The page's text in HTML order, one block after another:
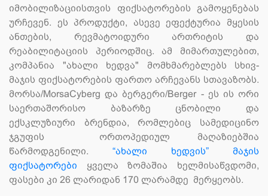
იმობილიზაციისთვის ფიქსატორების გამოყენებას
ურჩევენ. ეს პროდუქტი, ასევე ეფექტურია მყესის
ანთების, რევმატოიდური ართრიტის და
რეაბილიტაციის პერიოდშიც. ამ მიმართულებით,
კომპანია "ახალი ხედვა" მომხმარებლებს სხივ-
მაჯის ფიქსატორების ფართო არჩევანს სთავაზობს.
მორსა/MorsaCyberg და ბერგერი/Berger - ეს ის ორი
საერთაშორისო ბაზარზე ცნობილი და
ექსკლუზიური ბრენდია, რომლებიც სამედიცინო
ჯგუფის ორთოპედიულ მაღაზიებშია
წარმოდგენილი. “ახალი ხედვის” მაჯის
ფიქსატორები ყველა ზომაშია ხელმისაწვდომი,
ფასები კი 26 ლარიდან 170 ლარამდე მერყეობს.